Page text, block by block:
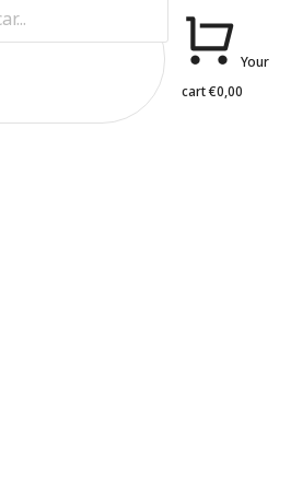
Your
cart€0,00